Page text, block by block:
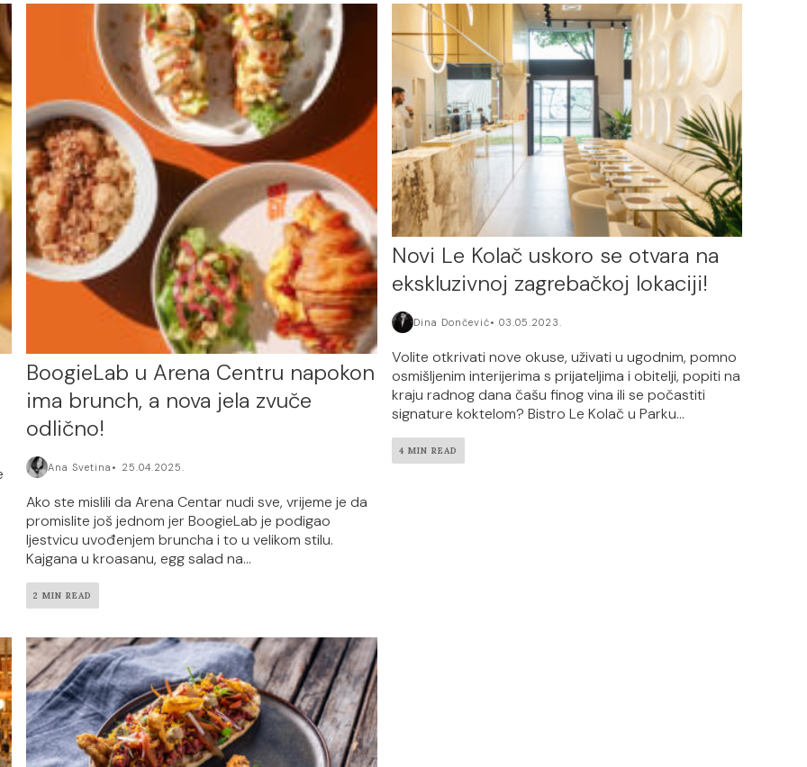
BoogieLab u Arena Centru napokon
ima brunch, a nova jela zvuče
odlično!
Ana Svetina 25.04.2025.
Ako ste mislili da Arena Centar nudi sve, vrijeme je da
promislite još jednom jer BoogieLab je podigao
ljestvicu uvođenjem bruncha i to u velikom stilu.
Kajgana u kroasanu, egg salad na...
2 MIN READ
Novi Le Kolač uskoro se otvara na
ekskluzivnoj zagrebačkoj lokaciji!
Dina Dončević 03.05.2023.
Volite otkrivati nove okuse, uživati u ugodnim, pomno
osmišljenim interijerima s prijateljima i obitelji, popiti na
kraju radnog dana čašu finog vina ili se počastiti
signature koktelom? Bistro Le Kolač u Parku...
4 MIN READ